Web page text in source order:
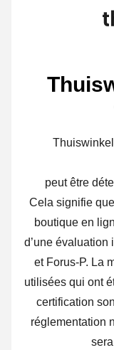
peut être
Cela signifie
boutique en
d’une
et Forus-P. La
utilisées qui ont
certification
réglementation